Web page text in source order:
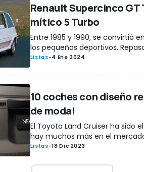
Renault Supercinco GT
mítico 5 Turbo
Entre 1985 y 1990, se convirtió
los pequeños deportivos.
Listas-4 Ene 2024
10 coches con diseño
de moda!
El Toyota Land Cruiser ha sido
hay muchos más en el
Listas-18 Dic 2023